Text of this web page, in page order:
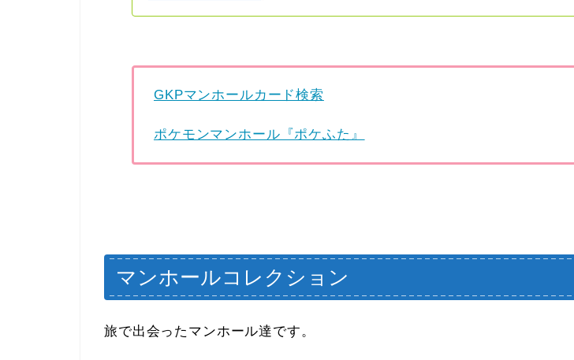
GKPマンホールカード検索
ポケモンマンホール『ポケふた』
マンホールコレクション
旅で出会ったマンホール達です。